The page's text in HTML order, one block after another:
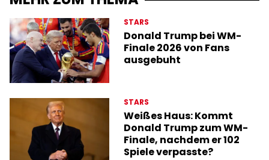
STARS
Donald Trump bei WM-
Finale 2026 von Fans
ausgebuht
STARS
Weißes Haus: Kommt
Donald Trump zum WM-
Finale, nachdem er 102
Spiele verpasste?